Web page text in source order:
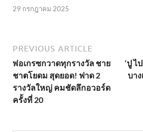
29 กรกฎาคม 2025
PREVIOUS ARTICLE
พ่อเกรซกวาดทุกรางวัล ชาย
ชาตโยดม สุดยอด! ฟาด 2
รางวัลใหญ่ คมชัดลึกอวอร์ด
ครั้งที่ 20
‘ปู ไ
บา